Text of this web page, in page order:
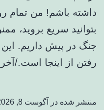
داشته باشم! ​​من تمام
بتوانید سریع بروید،
جنگ در پیش داریم. این
رفتن از اینجا است./
منتشر شده در
آگوست 8, 2026